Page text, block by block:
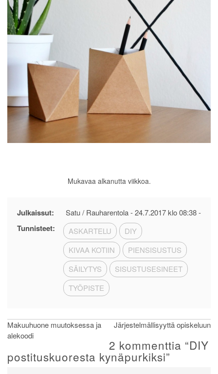
Mukavaa alkanutta viikkoa.
Julkaissut: Satu / Rauharentola -24.7.2017 klo 08:38-
Tunnisteet: ASKARTELU
DIY
KIVAA KOTIIN
PIENSISUSTUS
SÄILYTYS
SISUSTUSESINEET
TYÖPISTE
Artikkelien
selaus
Makuuhuone muutoksessa ja
alekoodi
Järjestelmällisyyttä opiskeluun
2 kommenttia “DIY
postituskuoresta kynäpurkiksi”